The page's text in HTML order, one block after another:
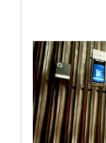
顔認証と予
イベートサ
お客様の声